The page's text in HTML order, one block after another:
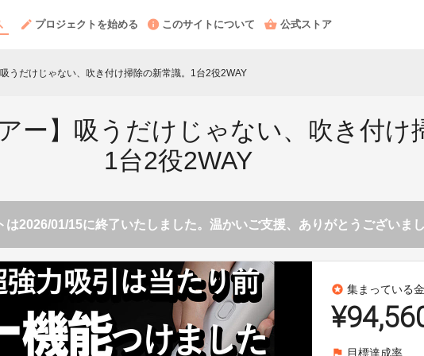
プロジェクトを始める このサイトについて 公式ストア
うだけじゃない、吹き付け掃除の新常識。1台2役2WAY
ー】吸うだけじゃない、吹き付け
1台2役2WAY
は2026/01/15に終了いたしました。温かいご支援、ありがとうございまし
stars 集まっている
flag 目標達成率